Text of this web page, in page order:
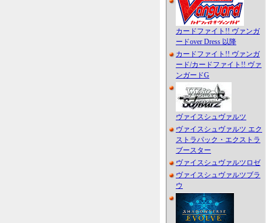
カードファイト!! ヴァンガ
ードover Dress 以降
カードファイト!! ヴァンガ
ード/カードファイト!! ヴァ
ンガードG
ヴァイスシュヴァルツ
ヴァイスシュヴァルツ エク
ストラパック・エクストラ
ブースター
ヴァイスシュヴァルツロゼ
ヴァイスシュヴァルツブラ
ウ